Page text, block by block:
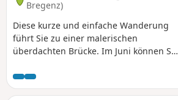
Bregenz)
Diese kurze und einfache Wanderung
führt Sie zu einer malerischen
überdachten Brücke. Im Juni können Sie
durchqueren. Außerdem können Sie
zwei überdachte Kreuze sehen.